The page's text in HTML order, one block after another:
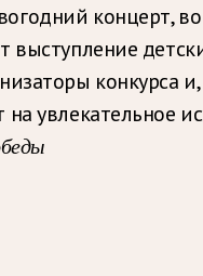
концерт,
выступление
увлекательное